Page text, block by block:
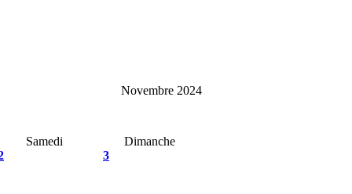
Novembre 2024
Samedi
Dimanche
3